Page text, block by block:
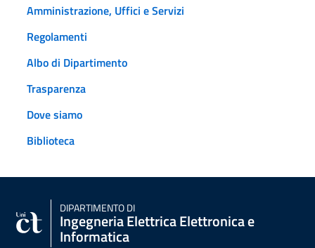
Amministrazione, Uffici e Servizi
Regolamenti
Albo di Dipartimento
Trasparenza
Dove siamo
Biblioteca
DIPARTIMENTO DI
Ingegneria Elettrica Elettronica e
Informatica